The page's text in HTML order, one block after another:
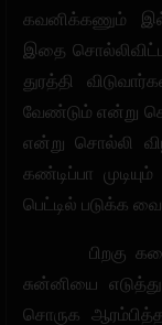
கவனிக்கணும்
இதை
துரத்தி
வேண்டும் என்று
என்று சொல்லி
கண்டிப்பா
பெட்டில் படுக்க
பிறகு கலை
சுன்னியை
சொருக